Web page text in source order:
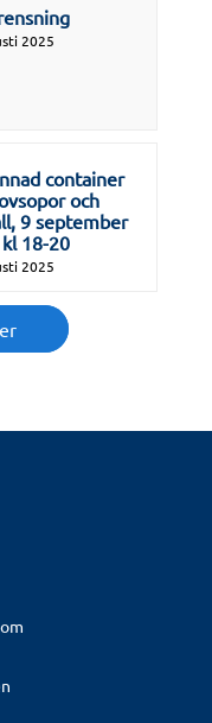
2025
container
och
9 september
18-20
2025